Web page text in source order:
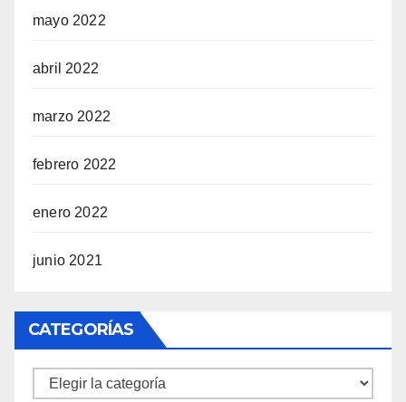
mayo 2022
abril 2022
marzo 2022
febrero 2022
enero 2022
junio 2021
CATEGORÍAS
Categorías